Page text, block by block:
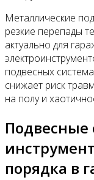
Металлические
резкие перепады
актуально для
подвесных
снижает риск
на полу и
Подвесные
порядка в